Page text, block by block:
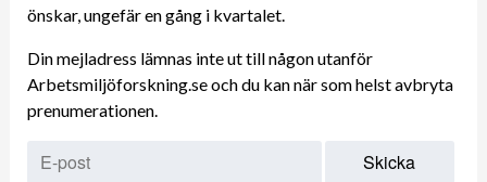
önskar, ungefär en gång i kvartalet.
Din mejladress lämnas inte ut till någon utanför
Arbetsmiljöforskning.se och du kan när som helst avbryta
prenumerationen.